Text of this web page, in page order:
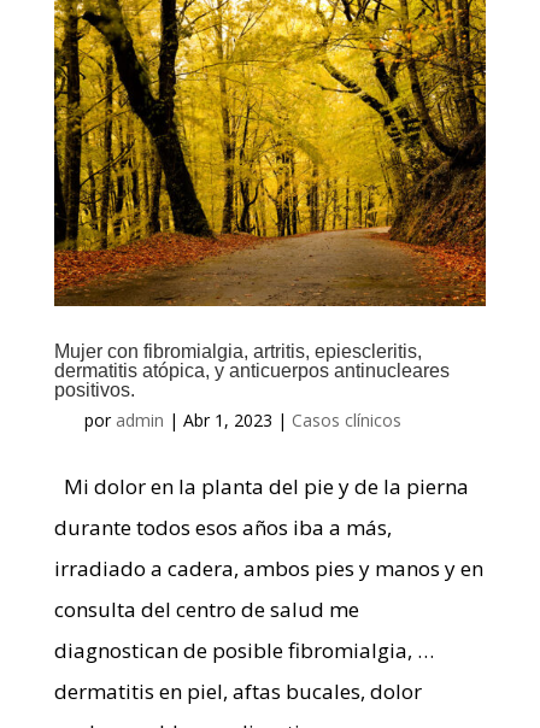
Mujer con fibromialgia, artritis, epiescleritis,
dermatitis atópica, y anticuerpos antinucleares
positivos.
por admin | Abr 1, 2023 | Casos clínicos
Mi dolor en la planta del pie y de la pierna
durante todos esos años iba a más,
irradiado a cadera, ambos pies y manos y en
consulta del centro de salud me
diagnostican de posible fibromialgia, …
dermatitis en piel, aftas bucales, dolor